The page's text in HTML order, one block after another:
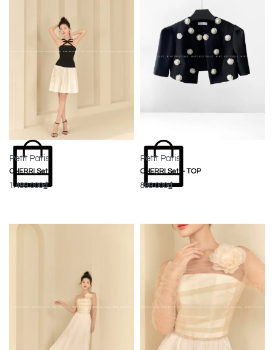
Petit Paris
CHERRI Set
1.499.000₫
Petit Paris
CHERRI Set – TOP
899.000₫